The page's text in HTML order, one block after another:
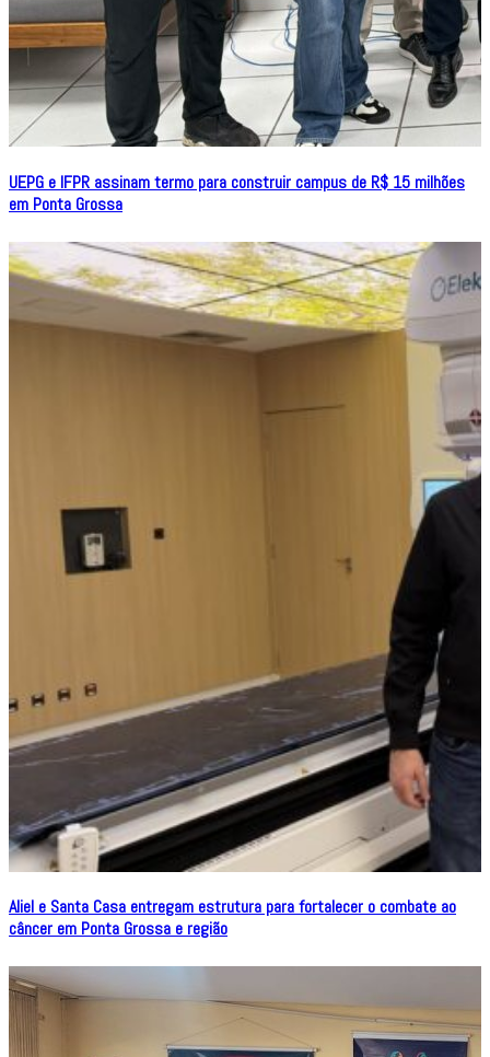
UEPG e IFPR assinam termo para construir campus de R$ 15 milhões
em Ponta Grossa
Aliel e Santa Casa entregam estrutura para fortalecer o combate ao
câncer em Ponta Grossa e região